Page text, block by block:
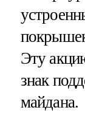
Эту
знак
майдана.